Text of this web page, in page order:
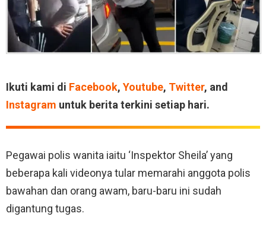
Ikuti kami di Facebook, Youtube, Twitter, and
Instagram untuk berita terkini setiap hari.
Pegawai polis wanita iaitu ‘Inspektor Sheila’ yang
beberapa kali videonya tular memarahi anggota polis
bawahan dan orang awam, baru-baru ini sudah
digantung tugas.